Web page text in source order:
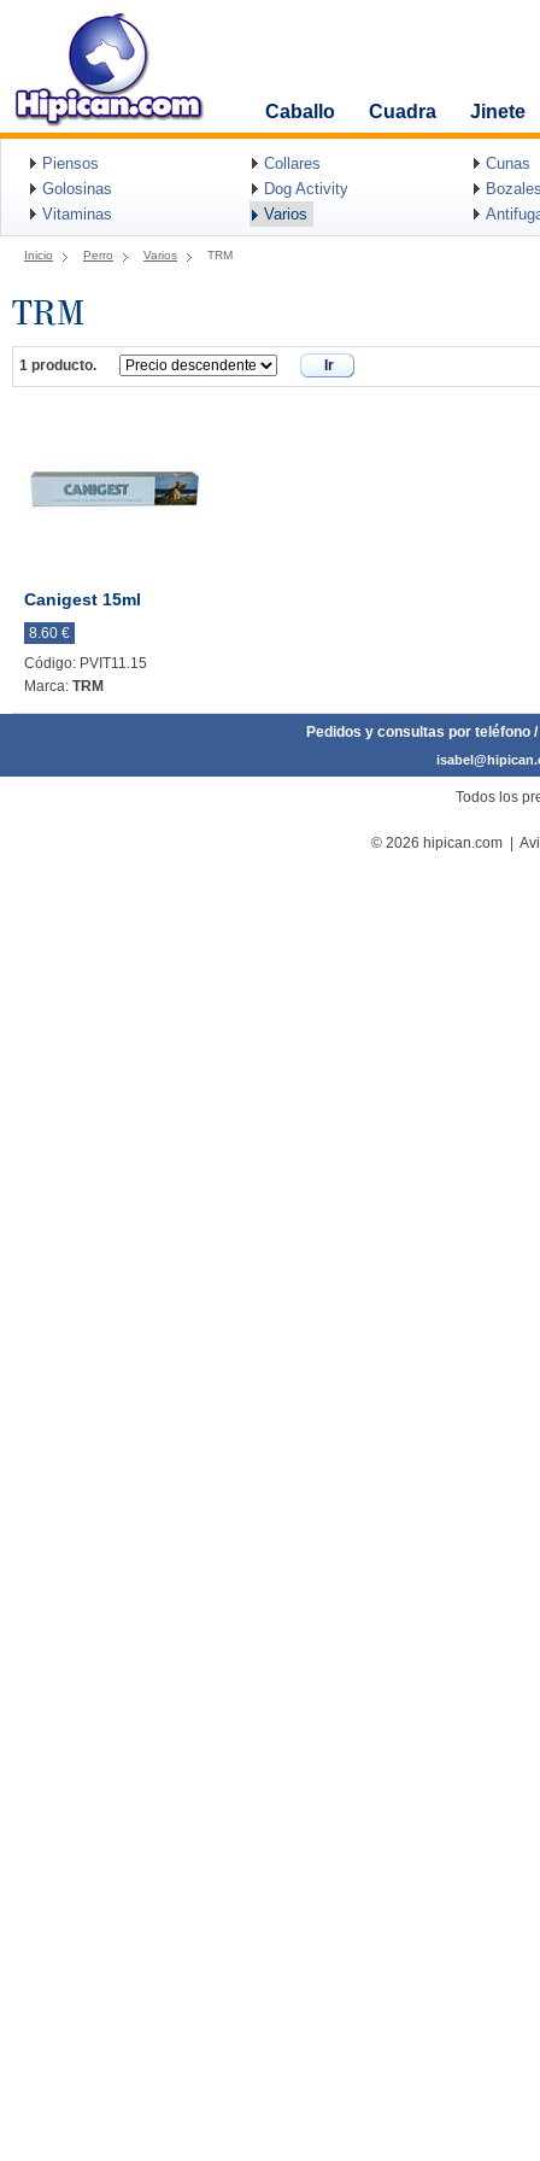
Caballo Cuadra Jinete
Piensos Collares
Cunas
Golosinas
Dog Activity
Vitaminas
Varios
Inicio Perro Varios TRM
TRM
1 producto. Ir
Canigest 15ml
8.60 €
Código: PVIT11.15
Marca: TRM
Pedidos y consultas por teléfono
Todos los
© 2026 hipican.com |